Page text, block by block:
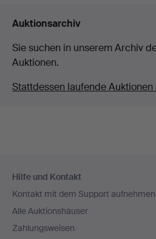
Auktionsarchiv
Sie suchen in unserem Archiv
Auktionen.
Stattdessen laufende Auktionen
Navigation
Hilfe und Kontakt
Kontakt mit dem Support aufnehmen
Alle Auktionshäuser
Zahlungsweisen